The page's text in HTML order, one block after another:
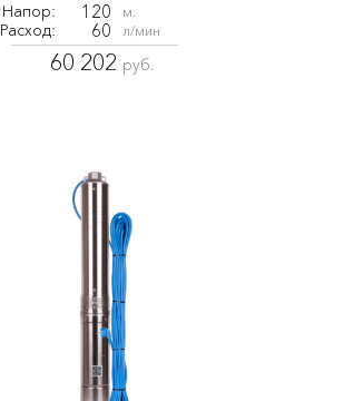
Напор: 120 м.
Расход: 60 л/мин
60 202 руб.